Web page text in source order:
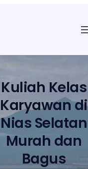
Kuliah Kelas
Karyawan di
Nias Selatan
Murah dan
Bagus